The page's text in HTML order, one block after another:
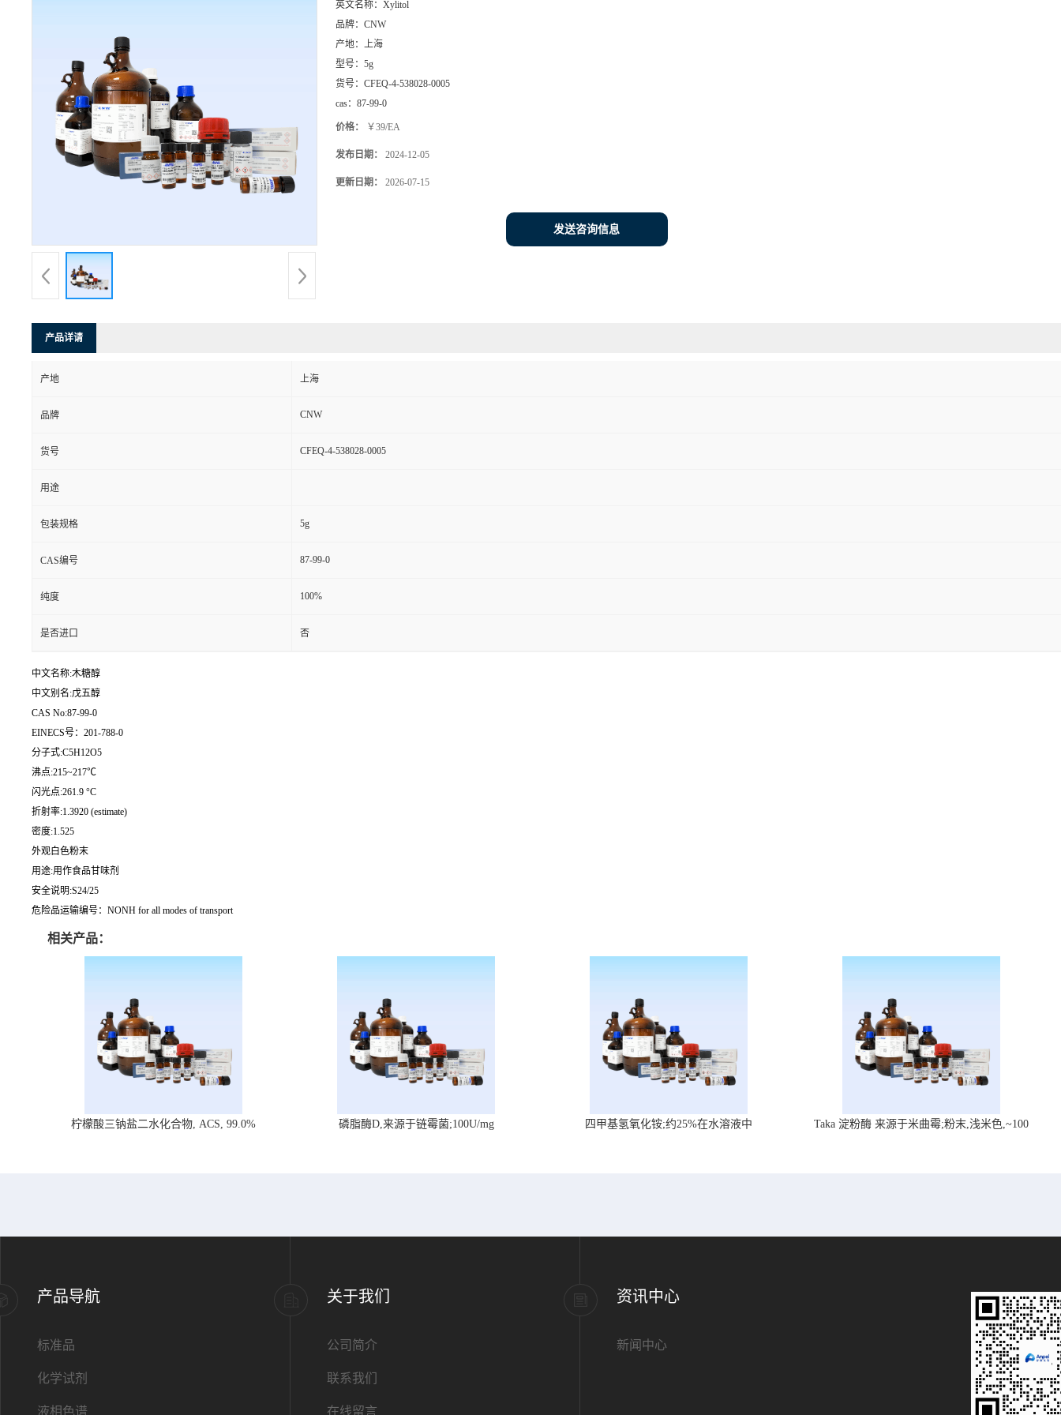
英文名称： Xylitol
品牌： CNW
产地： 上海
型号： 5g
货号： CFEQ-4-538028-0005
cas： 87-99-0
价格： ￥39/EA
发布日期： 2024-12-05
更新日期： 2026-07-15
发送咨询信息
产品详请
产地 上海
品牌 CNW
货号 CFEQ-4-538028-0005
用途
包装规格 5g
CAS编号 87-99-0
纯度 100%
是否进口 否
中文名称:木糖醇
中文别名:戊五醇
CAS No:87-99-0
EINECS号：201-788-0
分子式:C5H12O5
沸点:215~217℃
闪光点:261.9 °C
折射率:1.3920 (estimate)
密度:1.525
外观白色粉末
用途:用作食品甘味剂
安全说明:S24/25
危险品运输编号：NONH for all modes of transport
相关产品：
柠檬酸三钠盐二水化合物, ACS, 99.0% 磷脂酶D,来源于链霉菌;100U/mg 四甲基氢氧化铵;约25%在水溶液中
Taka 淀粉酶 来源于米曲霉;粉末,浅米色,~100
产品导航
标准品
化学试剂
液相色谱
关于我们
公司简介
联系我们
在线留言
资讯中心
新闻中心